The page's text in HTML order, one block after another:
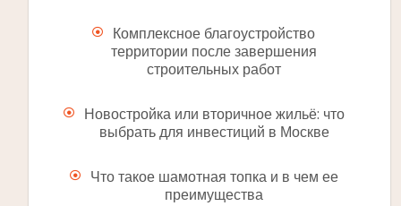
Комплексное благоустройство
территории после завершения
строительных работ
Новостройка или вторичное жильё: что
выбрать для инвестиций в Москве
Что такое шамотная топка и в чем ее
преимущества